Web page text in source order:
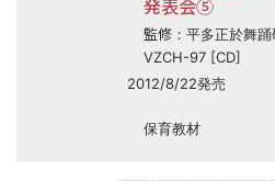
発表会⑤
監修 ：平多正於舞
VZCH-97 [CD]
2012/8/22発売
保育教材